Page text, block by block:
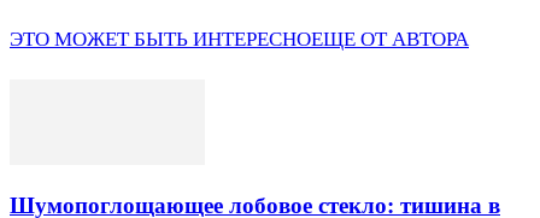
ЭТО МОЖЕТ БЫТЬ ИНТЕРЕСНОЕЩЕ ОТ АВТОРА
Шумопоглощающее лобовое стекло: тишина в